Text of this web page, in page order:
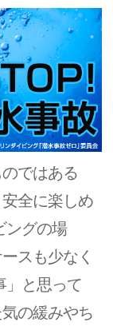
ではある
全に楽しめ
ングの場
スも少なく
」と思って
の緩みやち